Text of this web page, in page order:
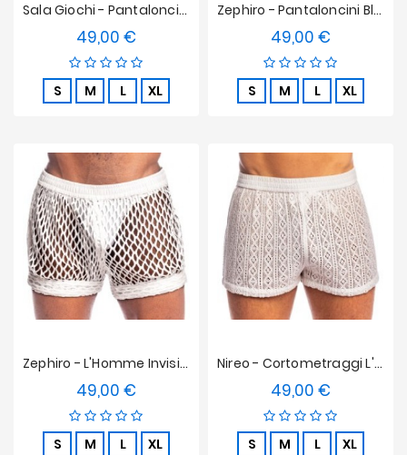
Sala Giochi - Pantaloncini Da Spogliarello Dell L'homme Invisible - Nero
49,00 €
S M L XL
Zephiro - Pantaloncini Blu Navy L'Homme Invisible
49,00 €
S M L XL
Zephiro - L'Homme Invisible Pantaloncini Bianchi
49,00 €
S M L XL
Nireo - Cortometraggi L'Homme Invisible
49,00 €
S M L XL